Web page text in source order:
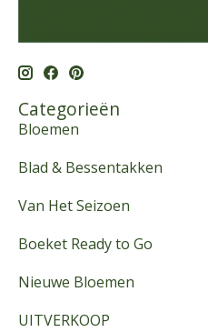
Categorieën
Bloemen
Blad & Bessentakken
Van Het Seizoen
Boeket Ready to Go
Nieuwe Bloemen
UITVERKOOP